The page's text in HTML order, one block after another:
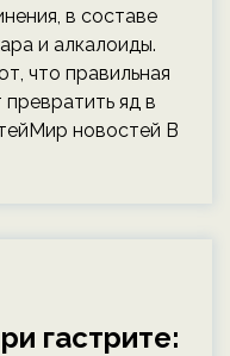
в составе
и алкалоиды.
что правильная
яд в
новостей В
гастрите: